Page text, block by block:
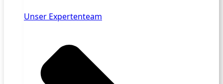
Unser Expertenteam